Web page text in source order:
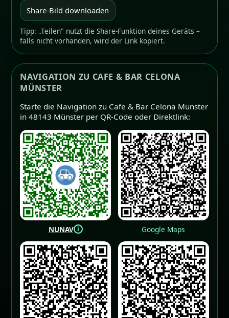
Share-Bild downloaden
Tipp: „Teilen" nutzt die Share-Funktion deines Geräts –
falls nicht vorhanden, wird der Link kopiert.
NAVIGATION ZU CAFE & BAR CELONA
MÜNSTER
Starte die Navigation zu Cafe & Bar Celona Münster
in 48143 Münster per QR-Code oder Direktlink:
NUNAV i Google Maps